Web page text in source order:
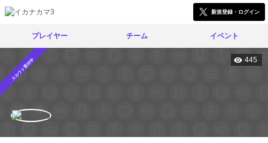
新規登録・ログイン
プレイヤー チーム イベント
スカウト受付中 445